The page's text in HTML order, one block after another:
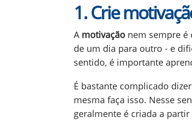
1. Crie
A motivação nem sempre é
de um dia para outro - e
sentido, é importante
É bastante complicado
mesma faça isso. Nesse
geralmente é criada a